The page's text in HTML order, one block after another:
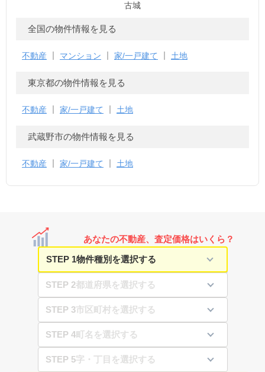
古城
全国の物件情報を見る
不動産 マンション 家/一戸建て 土地
東京都の物件情報を見る
不動産 家/一戸建て 土地
武蔵野市の物件情報を見る
不動産 家/一戸建て 土地
あなたの不動産、査定価格はいくら？
STEP 1
STEP 2
STEP 3
STEP 4
STEP 5